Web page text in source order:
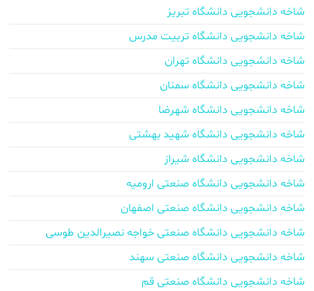
شاخه دانشجویی دانشگاه تبریز
شاخه دانشجویی دانشگاه تربیت مدرس
شاخه دانشجویی دانشگاه تهران
شاخه دانشجویی دانشگاه سمنان
شاخه دانشجویی دانشگاه شهرضا
شاخه دانشجویی دانشگاه شهید بهشتی
شاخه دانشجویی دانشگاه شیراز
شاخه دانشجویی دانشگاه صنعتی ارومیه
شاخه دانشجویی دانشگاه صنعتی اصفهان
شاخه دانشجویی دانشگاه صنعتی خواجه نصیرالدین طوسی
شاخه دانشجویی دانشگاه صنعتی سهند
شاخه دانشجویی دانشگاه صنعتی قم